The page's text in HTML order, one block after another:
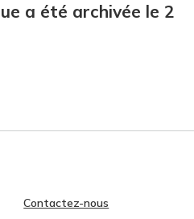
a été archivée le 2
Contactez-nous